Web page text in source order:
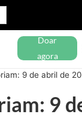
Doar
agora
9 de abril de
9